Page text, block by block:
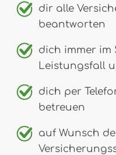
dir alle
beantworten
dich immer im
Leistungsfall
dich per
betreuen
auf Wunsch